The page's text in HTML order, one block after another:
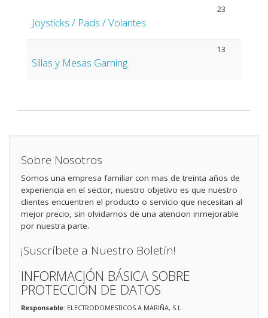
Joysticks / Pads / Volantes
23
Sillas y Mesas Gaming
13
Sobre Nosotros
Somos una empresa familiar con mas de treinta años de
experiencia en el sector, nuestro objetivo es que nuestro
clientes encuentren el producto o servicio que necesitan al
mejor precio, sin olvidarnos de una atencion inmejorable
por nuestra parte.
¡Suscríbete a Nuestro Boletín!
INFORMACIÓN BÁSICA SOBRE
PROTECCIÓN DE DATOS
Responsable: ELECTRODOMESTICOS A MARIÑA, S.L.